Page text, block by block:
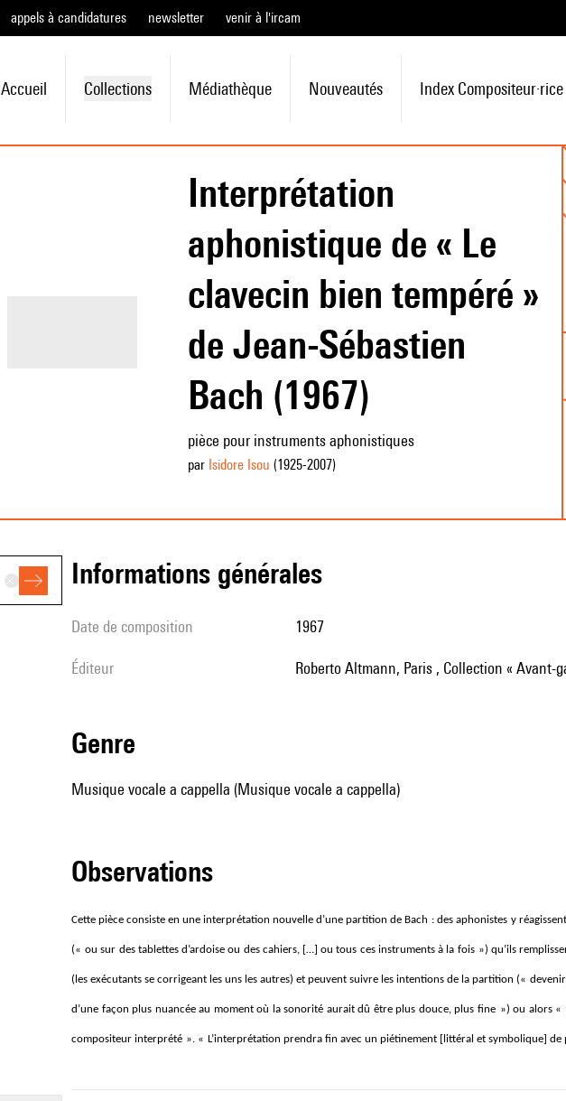
appels à candidatures newsletter venir à l'ircam
Accueil Collections Médiathèque Nouveautés Index Compositeur·rice
Interprétation
aphonistique de « Le
clavecin bien tempéré »
de Jean-Sébastien
Bach (1967)
pièce pour instruments aphonistiques
par Isidore Isou (1925-2007)
informations générales
date de composition 1967
éditeur Roberto Altmann, Paris , Collection « Avant-
genre
Musique vocale a cappella (Musique vocale a cappella)
observations
Cette pièce consiste en une interprétation nouvelle d’une partition de Bach : des aphonistes y
(« ou sur des tablettes d’ardoise ou des cahiers, […] ou tous ces instruments à la fois ») qu’ils
(les exécutants se corrigeant les uns les autres) et peuvent suivre les intentions de la partition («
d’une façon plus nuancée au moment où la sonorité aurait dû être plus douce, plus fine ») ou alors «
compositeur interprété ». « L’interprétation prendra fin avec un piétinement [littéral et symbolique] de